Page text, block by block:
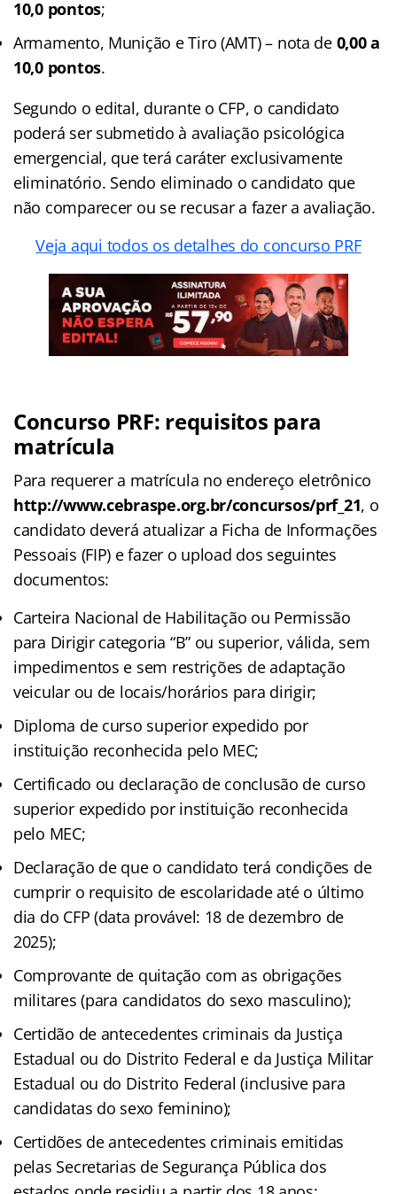
10,0 pontos;
Armamento, Munição e Tiro (AMT) – nota de 0,00 a
10,0 pontos.
Segundo o edital, durante o CFP, o candidato
poderá ser submetido à avaliação psicológica
emergencial, que terá caráter exclusivamente
eliminatório. Sendo eliminado o candidato que
não comparecer ou se recusar a fazer a avaliação.
Veja aqui todos os detalhes do concurso PRF
Concurso PRF: requisitos para
matrícula
Para requerer a matrícula no endereço eletrônico
http://www.cebraspe.org.br/concursos/prf_21, o
candidato deverá atualizar a Ficha de Informações
Pessoais (FIP) e fazer o upload dos seguintes
documentos:
Carteira Nacional de Habilitação ou Permissão
para Dirigir categoria “B” ou superior, válida, sem
impedimentos e sem restrições de adaptação
veicular ou de locais/horários para dirigir;
Diploma de curso superior expedido por
instituição reconhecida pelo MEC;
Certificado ou declaração de conclusão de curso
superior expedido por instituição reconhecida
pelo MEC;
Declaração de que o candidato terá condições de
cumprir o requisito de escolaridade até o último
dia do CFP (data provável: 18 de dezembro de
2025);
Comprovante de quitação com as obrigações
militares (para candidatos do sexo masculino);
Certidão de antecedentes criminais da Justiça
Estadual ou do Distrito Federal e da Justiça Militar
Estadual ou do Distrito Federal (inclusive para
candidatas do sexo feminino);
Certidões de antecedentes criminais emitidas
pelas Secretarias de Segurança Pública dos